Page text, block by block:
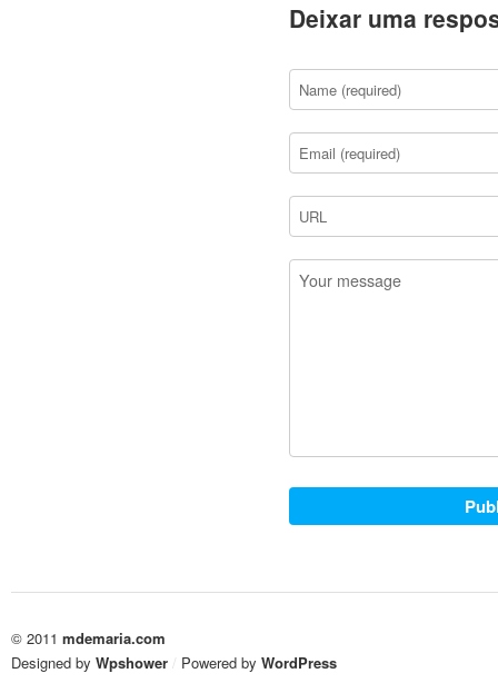
Deixar uma
© 2011 mdemaria.com
Designed by Wpshower / Powered by WordPress